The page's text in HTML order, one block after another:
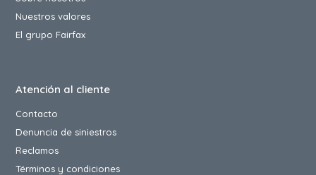
Nuestros valores
El grupo Fairfax
Atención al cliente
Contacto
Denuncia de siniestros
Reclamos
Términos y condiciones